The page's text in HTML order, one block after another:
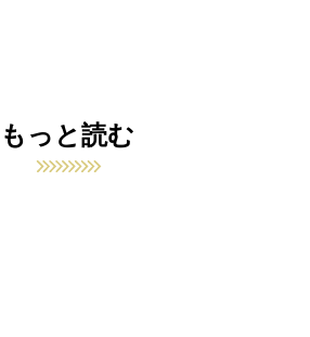
もっと読む